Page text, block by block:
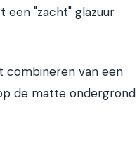
een "zacht" glazuur
combineren van een
de matte ondergrond